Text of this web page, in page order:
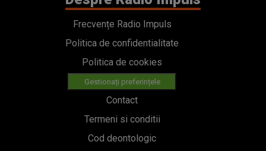
Frecvențe Radio Impuls
Politica de confidentialitate
Politica de cookies
Gestionați preferințele
Contact
Termeni si conditii
Cod deontologic